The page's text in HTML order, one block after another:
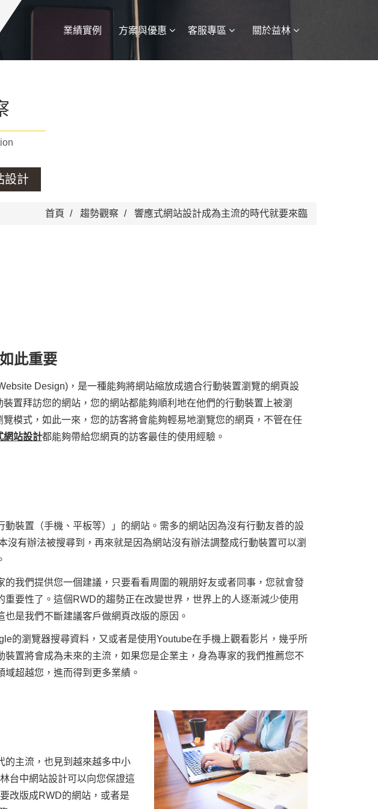
業績實例 方案與優惠 客服專區 關於益林
設計
首頁 趨勢觀察 響應式網站設計成為主流的時代就要來臨
此重要
Design)，是一種能夠將網站縮放成適合行動裝置瀏覽的網頁設
置拜訪您的網站，您的網站都能夠順利地在他們的行動裝置上被瀏
模式，如此一來，您的訪客將會能夠輕易地瀏覽您的網頁，不管在任
網站設計都能夠帶給您網頁的訪客最佳的使用經驗。
裝置（手機、平板等）」的網站。需多的網站因為沒有行動友善的設
有辦法被搜尋到，再來就是因為網站沒有辦法調整成行動裝置可以瀏
的我們提供您一個建議，只要看看周圍的親朋好友或者同事，您就會發
重要性了。這個RWD的趨勢正在改變世界，世界上的人逐漸減少使用
是我們不斷建議客戶做網頁改版的原因。
的瀏覽器搜尋資料，又或者是使用Youtube在手機上觀看影片，幾乎所
置將會成為未來的主流，如果您是企業主，身為專家的我們推薦您不
超越您，進而得到更多業績。
的主流，也見到越來越多中小
台中網站設計可以向您保證這
改版成RWD的網站，或者是